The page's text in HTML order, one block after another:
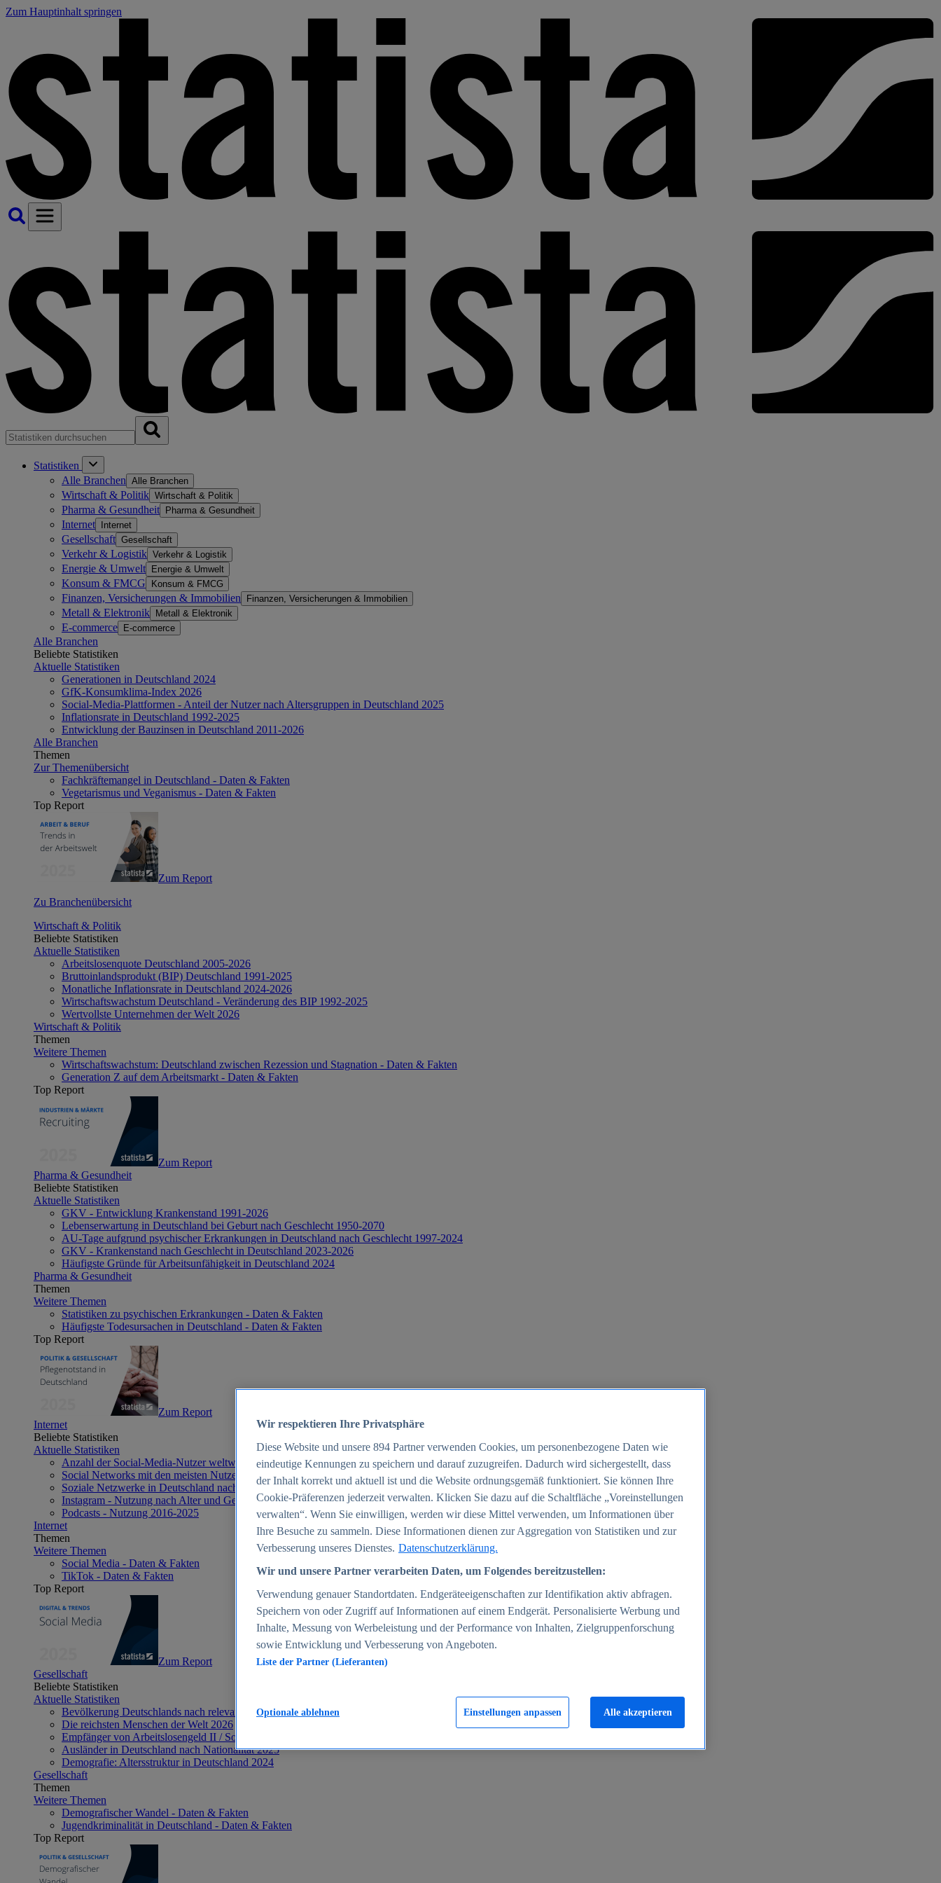
Zum Hauptinhalt springen
Statistiken
Alle Branchen Alle Branchen
Wirtschaft & Politik Wirtschaft & Politik
Pharma & Gesundheit Pharma & Gesundheit
Internet Internet
Gesellschaft Gesellschaft
Verkehr & Logistik Verkehr & Logistik
Energie & Umwelt Energie & Umwelt
Konsum & FMCG Konsum & FMCG
Finanzen, Versicherungen & Immobilien Finanzen, Versicherungen & Immobilien
Metall & Elektronik Metall & Elektronik
E-commerce E-commerce
Alle Branchen
Beliebte Statistiken
Aktuelle Statistiken
Generationen in Deutschland 2024
GfK-Konsumklima-Index 2026
Social-Media-Plattformen - Anteil der Nutzer nach Altersgruppen in Deutschland 2025
Inflationsrate in Deutschland 1992-2025
Entwicklung der Bauzinsen in Deutschland 2011-2026
Alle Branchen
Themen
Zur Themenübersicht
Fachkräftemangel in Deutschland - Daten & Fakten
Vegetarismus und Veganismus - Daten & Fakten
Top Report
Zum Report
Zu Branchenübersicht
Wirtschaft & Politik
Beliebte Statistiken
Aktuelle Statistiken
Arbeitslosenquote Deutschland 2005-2026
Bruttoinlandsprodukt (BIP) Deutschland 1991-2025
Monatliche Inflationsrate in Deutschland 2024-2026
Wirtschaftswachstum Deutschland - Veränderung des BIP 1992-2025
Wertvollste Unternehmen der Welt 2026
Wirtschaft & Politik
Themen
Weitere Themen
Wirtschaftswachstum: Deutschland zwischen Rezession und Stagnation - Daten & Fakten
Generation Z auf dem Arbeitsmarkt - Daten & Fakten
Top Report
Zum Report
Pharma & Gesundheit
Beliebte Statistiken
Aktuelle Statistiken
GKV - Entwicklung Krankenstand 1991-2026
Lebenserwartung in Deutschland bei Geburt nach Geschlecht 1950-2070
AU-Tage aufgrund psychischer Erkrankungen in Deutschland nach Geschlecht 1997-2024
GKV - Krankenstand nach Geschlecht in Deutschland 2023-2026
Häufigste Gründe für Arbeitsunfähigkeit in Deutschland 2024
Pharma & Gesundheit
Themen
Weitere Themen
Statistiken zu psychischen Erkrankungen - Daten & Fakten
Häufigste Todesursachen in Deutschland - Daten & Fakten
Top Report
Zum Report
Internet
Beliebte Statistiken
Aktuelle Statistiken
Anzahl der Social-Media-Nutzer weltweit 2012-2025
Social Networks mit den meisten Nutzern weltweit 2025
Soziale Netzwerke in Deutschland nach Generationen 2025
Instagram - Nutzung nach Alter und Geschlecht in Deutschland 2025
Podcasts - Nutzung 2016-2025
Internet
Themen
Weitere Themen
Social Media - Daten & Fakten
TikTok - Daten & Fakten
Top Report
Zum Report
Gesellschaft
Beliebte Statistiken
Aktuelle Statistiken
Bevölkerung Deutschlands nach relevanten Altersgruppen 2024
Die reichsten Menschen der Welt 2026
Empfänger von Arbeitslosengeld II / Sozialgeld / Bürgergeld in Deutschland 2005-2025
Ausländer in Deutschland nach Nationalität 2025
Demografie: Altersstruktur in Deutschland 2024
Gesellschaft
Themen
Weitere Themen
Demografischer Wandel - Daten & Fakten
Jugendkriminalität in Deutschland - Daten & Fakten
Top Report
Wir respektieren Ihre Privatsphäre
Diese Website und unsere 894 Partner verwenden Cookies, um personenbezogene Daten wie
eindeutige Kennungen zu speichern und darauf zuzugreifen. Dadurch wird sichergestellt, dass
der Inhalt korrekt und aktuell ist und die Website ordnungsgemäß funktioniert. Sie können Ihre
Cookie-Präferenzen jederzeit verwalten. Klicken Sie dazu auf die Schaltfläche „Voreinstellungen
verwalten“. Wenn Sie einwilligen, werden wir diese Mittel verwenden, um Informationen über
Ihre Besuche zu sammeln. Diese Informationen dienen zur Aggregation von Statistiken und zur
Verbesserung unseres Dienstes. Datenschutzerklärung.
Wir und unsere Partner verarbeiten Daten, um Folgendes bereitzustellen:
Verwendung genauer Standortdaten. Endgeräteeigenschaften zur Identifikation aktiv abfragen.
Speichern von oder Zugriff auf Informationen auf einem Endgerät. Personalisierte Werbung und
Inhalte, Messung von Werbeleistung und der Performance von Inhalten, Zielgruppenforschung
sowie Entwicklung und Verbesserung von Angeboten.
Liste der Partner (Lieferanten)
Einstellungen anpassen
Optionale ablehnen Alle akzeptieren